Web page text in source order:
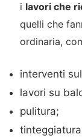
i lavori che
quelli che
ordinaria,
interventi
lavori su
pulitura;